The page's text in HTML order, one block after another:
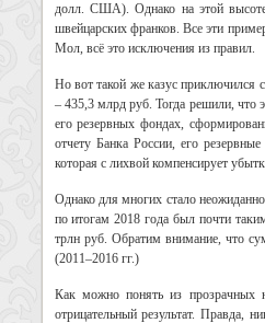
долл. США). Однако на этой
швейцарских франков. Все эти
Мол, всё это исключения из правил.
Но вот такой же казус приключился
– 435,3 млрд руб. Тогда решили, что
его резервных фондах,
отчету Банка России, его
которая с лихвой компенсирует
Однако для многих стало
по итогам 2018 года был почти
трлн руб. Обратим внимание, что
(2011–2016 гг.)
Как можно понять из прозрачных
отрицательный результат. Правда,